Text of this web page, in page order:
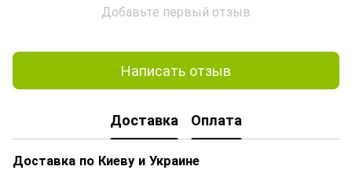
Добавьте первый отзыв
Написать отзыв
Доставка Оплата
Доставка по Киеву и Украине